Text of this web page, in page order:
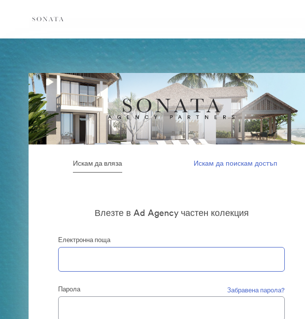
Искам да вляза Искам да поискам достъп
Влезте в Ad Agency частен колекция
Електронна поща
Парола Забравена парола?